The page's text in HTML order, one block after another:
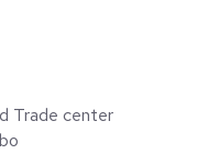
Trade center